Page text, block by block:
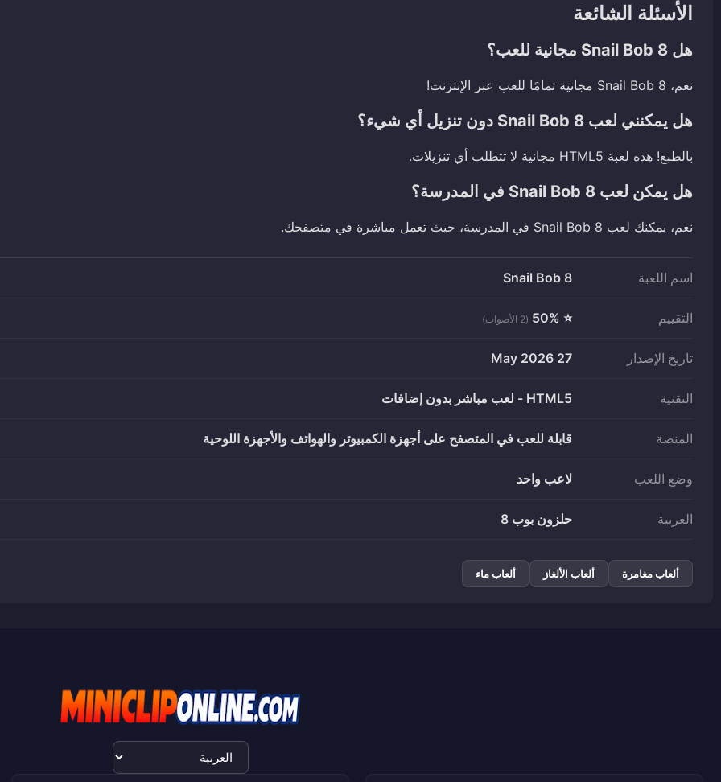
الأسئلة الشائعة
هل Snail Bob 8 مجانية للعب؟
نعم، Snail Bob 8 مجانية تمامًا للعب عبر الإنترنت!
هل يمكنني لعب Snail Bob 8 دون تنزيل أي شيء؟
بالطبع! هذه لعبة HTML5 مجانية لا تتطلب أي تنزيلات.
هل يمكن لعب Snail Bob 8 في المدرسة؟
نعم، يمكنك لعب Snail Bob 8 في المدرسة، حيث تعمل مباشرة في متصفحك.
اسم اللعبة Snail Bob 8
التقييم ⭐ 50% (2 الأصوات)
تاريخ الإصدار 27 May 2026
التقنية HTML5 - لعب مباشر بدون إضافات
المنصة قابلة للعب في المتصفح على أجهزة الكمبيوتر والهواتف والأجهزة اللوحية
وضع اللعب لاعب واحد
العربية حلزون بوب 8
ألعاب مغامرة ألعاب الألغاز ألعاب ماء
اختيار
اللغة